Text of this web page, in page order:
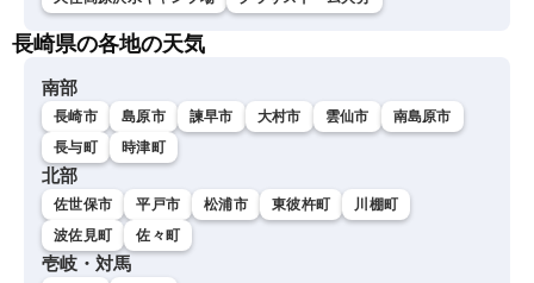
長崎県の各地の天気
南部
長崎市 島原市 諫早市 大村市 雲仙市
南島原市
長与町
時津町
北部
佐世保市 平戸市 松浦市 東彼杵町
川棚町
波佐見町
佐々町
壱岐・対馬